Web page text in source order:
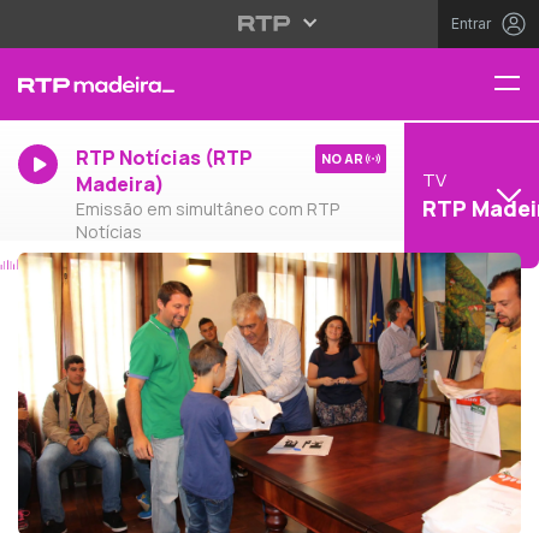
Entrar
RTP Notícias (RTP
Madeira)
Emissão em simultâneo com RTP
Notícias
NO AR
TV
RTP